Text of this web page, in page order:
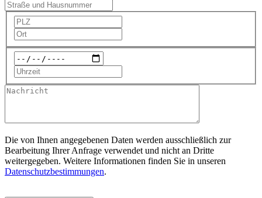
Die von Ihnen angegebenen Daten werden ausschließlich zur
Bearbeitung Ihrer Anfrage verwendet und nicht an Dritte
weitergegeben. Weitere Informationen finden Sie in unseren
Datenschutzbestimmungen.